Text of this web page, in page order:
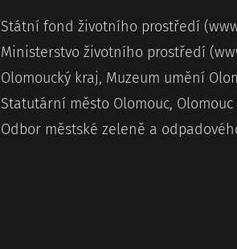
Státní fond životního prostředí
Ministerstvo životního prostředí
Olomoucký kraj, Muzeum umění
Statutární město Olomouc,
Odbor městské zeleně a